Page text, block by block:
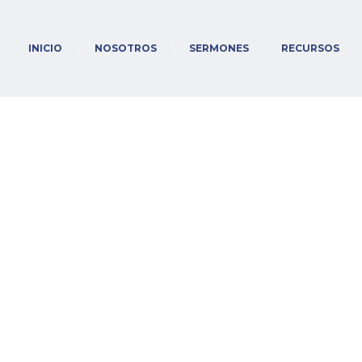
INICIO NOSOTROS SERMONES RECURSOS